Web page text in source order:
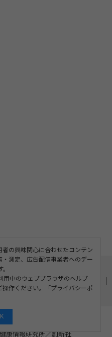
利用規約
バシーポリシー
お問い合わせ
社
All Rights Reserved.
康情報研究所 ／ 創新社
の興味関心に合わせたコンテン
測定、広告配信事業者へのデー
用中のウェブブラウザのヘルプ
操作ください。「プライバシーポ